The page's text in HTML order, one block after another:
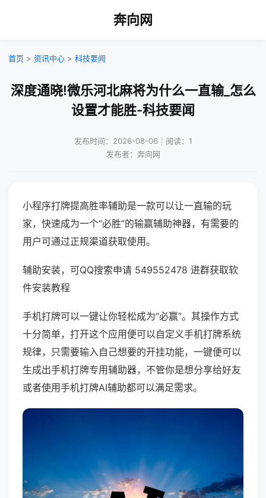
奔向网
首页 > 资讯中心 > 科技要闻
深度通晓!微乐河北麻将为什么一直输_怎么
设置才能胜-科技要闻
发布时间：2026-08-06｜阅读：1
发布者：奔向网
小程序打牌提高胜率辅助是一款可以让一直输的玩
家，快速成为一个“必胜”的输赢辅助神器，有需要的
用户可通过正规渠道获取使用。
辅助安装，可QQ搜索申请 549552478 进群获取软
件安装教程
手机打牌可以一键让你轻松成为“必赢”。其操作方式
十分简单，打开这个应用便可以自定义手机打牌系统
规律，只需要输入自己想要的开挂功能，一键便可以
生成出手机打牌专用辅助器，不管你是想分享给好友
或者使用手机打牌AI辅助都可以满足需求。